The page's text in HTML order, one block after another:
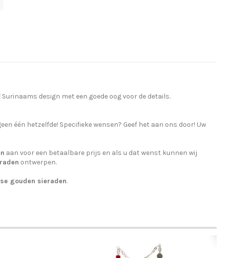
design met een goede oog voor de details.
één hetzelfde! Specifieke wensen? Geef het aan ons door! Uw
aan voor een betaalbare prijs en als u dat wenst kunnen wij
ontwerpen.
gouden sieraden.